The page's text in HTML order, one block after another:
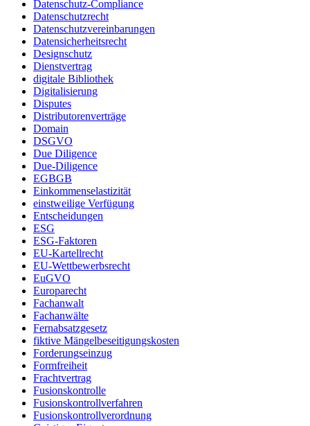
Datenschutz-Compliance
Datenschutzrecht
Datenschutzvereinbarungen
Datensicherheitsrecht
Designschutz
Dienstvertrag
digitale Bibliothek
Digitalisierung
Disputes
Distributorenverträge
Domain
DSGVO
Due Diligence
Due-Diligence
EGBGB
Einkommenselastizität
einstweilige Verfügung
Entscheidungen
ESG
ESG-Faktoren
EU-Kartellrecht
EU-Wettbewerbsrecht
EuGVO
Europarecht
Fachanwalt
Fachanwälte
Fernabsatzgesetz
fiktive Mängelbeseitigungskosten
Forderungseinzug
Formfreiheit
Frachtvertrag
Fusionskontrolle
Fusionskontrollverfahren
Fusionskontrollverordnung